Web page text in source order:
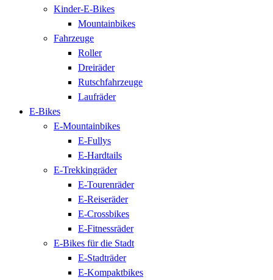
Kinder-E-Bikes
Mountainbikes
Fahrzeuge
Roller
Dreiräder
Rutschfahrzeuge
Laufräder
E-Bikes
E-Mountainbikes
E-Fullys
E-Hardtails
E-Trekkingräder
E-Tourenräder
E-Reiseräder
E-Crossbikes
E-Fitnessräder
E-Bikes für die Stadt
E-Stadträder
E-Kompaktbikes